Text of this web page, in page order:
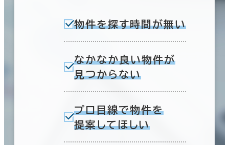
物件を探す時間が無い
なかなか良い物件が
見つからない
プロ目線で物件を
提案してほしい